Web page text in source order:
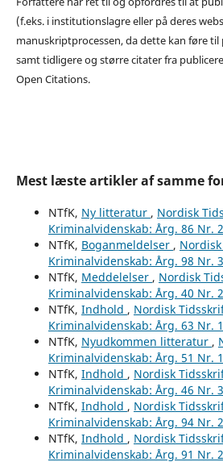
(f.eks. i institutionslagre eller på deres
manuskriptprocessen, da dette kan føre
samt tidligere og større citater fra
Open Citations.
Mest læste artikler af samme
NTfK, Ny litteratur , Nordisk
Kriminalvidenskab: Årg. 86 Nr.
NTfK, Boganmeldelser ,
Kriminalvidenskab: Årg. 98 Nr.
NTfK, Meddelelser , Nordisk
Kriminalvidenskab: Årg. 40 Nr.
NTfK, Indhold , Nordisk
Kriminalvidenskab: Årg. 63 Nr.
NTfK, Nyudkommen litteratur ,
Kriminalvidenskab: Årg. 51 Nr.
NTfK, Indhold , Nordisk
Kriminalvidenskab: Årg. 46 Nr.
NTfK, Indhold , Nordisk
Kriminalvidenskab: Årg. 94 Nr.
NTfK, Indhold , Nordisk
Kriminalvidenskab: Årg. 91 Nr.